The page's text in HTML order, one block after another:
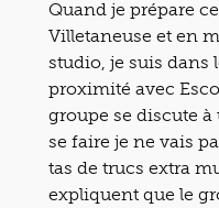
Quand je prépare
Villetaneuse et en
studio, je suis dans
proximité avec
groupe se discute
se faire je ne vais
tas de trucs extra
expliquent que le